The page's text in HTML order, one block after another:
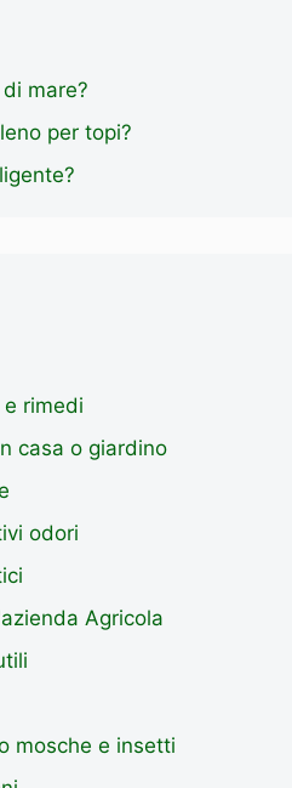
mare?
per topi?
rimedi
casa o giardino
odori
Agricola
mosche e insetti